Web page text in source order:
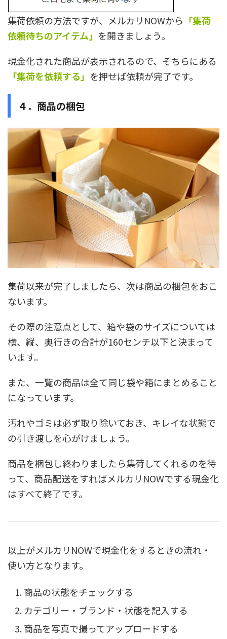
集荷依頼の方法ですが、メルカリNOWから 「集荷
依頼待ちのアイテム」 を開きましょう。
現金化された商品が表示されるので、そちらにある
「集荷を依頼する」 を押せば依頼が完了です。
４．商品の梱包
集荷以来が完了しましたら、次は商品の梱包をおこ
ないます。
その際の注意点として、箱や袋のサイズについては
横、縦、奥行きの合計が160センチ以下と決まって
います。
また、一覧の商品は全て同じ袋や箱にまとめること
になっています。
汚れやゴミは必ず取り除いておき、キレイな状態で
の引き渡しを心がけましょう。
商品を梱包し終わりましたら集荷してくれるのを待
って、商品配送をすればメルカリNOWでする現金化
はすべて終了です。
以上がメルカリNOWで現金化をするときの流れ・
使い方となります。
商品の状態をチェックする
カテゴリー・ブランド・状態を記入する
商品を写真で撮ってアップロードする